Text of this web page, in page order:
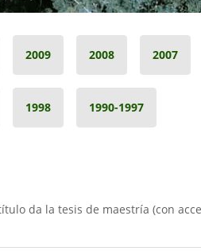
2009 2008 2007
1998 1990-1997
da la tesis de maestría (con